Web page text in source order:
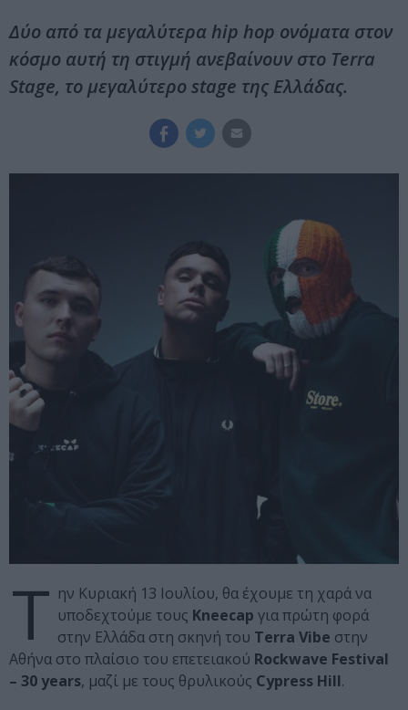
Δύο από τα μεγαλύτερα hip hop ονόματα στον
κόσμο αυτή τη στιγμή ανεβαίνουν στο Terra
Stage, τo μεγαλύτερο stage της Ελλάδας.
Τ ην Κυριακή 13 Ιουλίου, θα έχουμε τη χαρά να
υποδεχτούμε τους Kneecap για πρώτη φορά
στην Ελλάδα στη σκηνή του Terra Vibe στην
Αθήνα στο πλαίσιο του επετειακού Rockwave Festival
– 30 years, μαζί με τους θρυλικούς Cypress Hill.